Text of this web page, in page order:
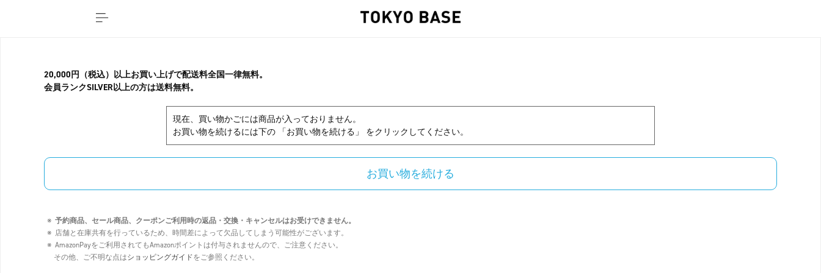
20,000円（税込）以上お買い上げで配送料全国一律無料。
会員ランクSILVER以上の方は送料無料。
現在、買い物かごには商品が入っておりません。
お買い物を続けるには下の 「お買い物を続ける」 をクリックしてください。
予約商品、セール商品、クーポンご利用時の返品・交換・キャンセルはお受けできません。
店舗と在庫共有を行っているため、時間差によって欠品してしまう可能性がございます。
AmazonPayをご利用されてもAmazonポイントは付与されませんので、ご注意ください。
その他、ご不明な点はショッピングガイドをご参照ください。